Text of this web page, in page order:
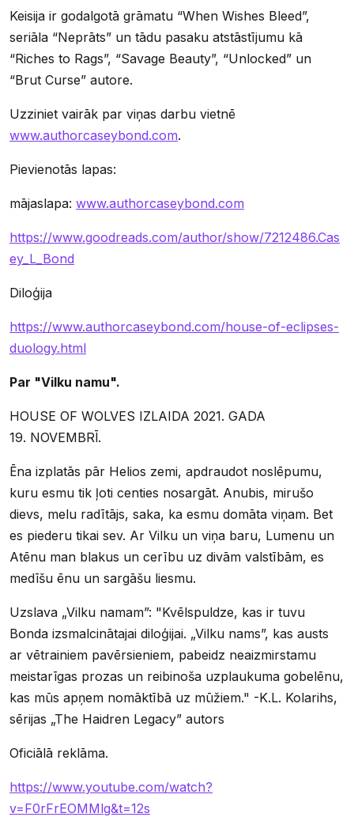
Keisija ir godalgotā grāmatu “When Wishes Bleed”,
seriāla “Neprāts” un tādu pasaku atstāstījumu kā
“Riches to Rags”, “Savage Beauty”, “Unlocked” un
“Brut Curse” autore.
Uzziniet vairāk par viņas darbu vietnē
www.authorcaseybond.com.
Pievienotās lapas:
mājaslapa: www.authorcaseybond.com
https://www.goodreads.com/author/show/7212486.Cas
ey_L_Bond
Diloģija
https://www.authorcaseybond.com/house-of-eclipses-
duology.html
Par "Vilku namu".
HOUSE OF WOLVES IZLAIDA 2021. GADA
19. NOVEMBRĪ.
Ēna izplatās pār Helios zemi, apdraudot noslēpumu,
kuru esmu tik ļoti centies nosargāt. Anubis, mirušo
dievs, melu radītājs, saka, ka esmu domāta viņam. Bet
es piederu tikai sev. Ar Vilku un viņa baru, Lumenu un
Atēnu man blakus un cerību uz divām valstībām, es
medīšu ēnu un sargāšu liesmu.
Uzslava „Vilku namam”: "Kvēlspuldze, kas ir tuvu
Bonda izsmalcinātajai diloģijai. „Vilku nams”, kas austs
ar vētrainiem pavērsieniem, pabeidz neaizmirstamu
meistarīgas prozas un reibinoša uzplaukuma gobelēnu,
kas mūs apņem nomāktībā uz mūžiem." -K.L. Kolarihs,
sērijas „The Haidren Legacy” autors
Oficiālā reklāma.
https://www.youtube.com/watch?
v=F0rFrEOMMlg&t=12s